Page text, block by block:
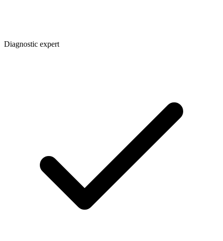
Diagnostic expert